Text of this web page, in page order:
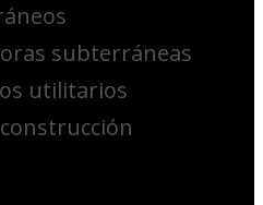
subterráneas
utilitarios